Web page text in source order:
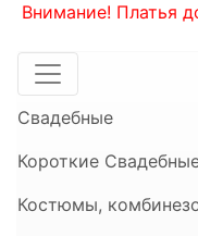
Внимание! Платья
Свадебные
Короткие
Костюмы,